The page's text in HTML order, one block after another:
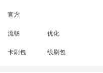
官方
流畅 优化
卡刷包 线刷包